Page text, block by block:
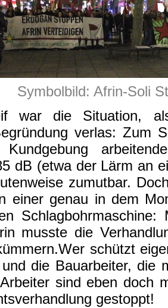
Symbolbild: Afrin-Soli
war die Situation,
verlas: Zum
dB (etwa der Lärm an
zumutbar.
einer genau in dem
musste die
schützt
die Bauarbeiter, die
sind eben doch
gestoppt!